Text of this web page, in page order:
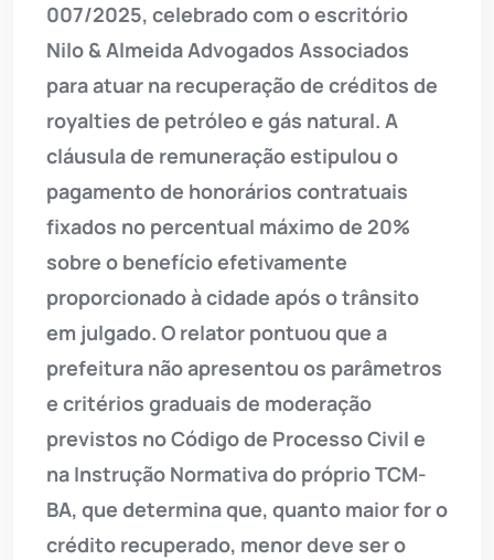
007/2025, celebrado com o escritório
Nilo & Almeida Advogados Associados
para atuar na recuperação de créditos de
royalties de petróleo e gás natural. A
cláusula de remuneração estipulou o
pagamento de honorários contratuais
fixados no percentual máximo de 20%
sobre o benefício efetivamente
proporcionado à cidade após o trânsito
em julgado. O relator pontuou que a
prefeitura não apresentou os parâmetros
e critérios graduais de moderação
previstos no Código de Processo Civil e
na Instrução Normativa do próprio TCM-
BA, que determina que, quanto maior for o
crédito recuperado, menor deve ser o